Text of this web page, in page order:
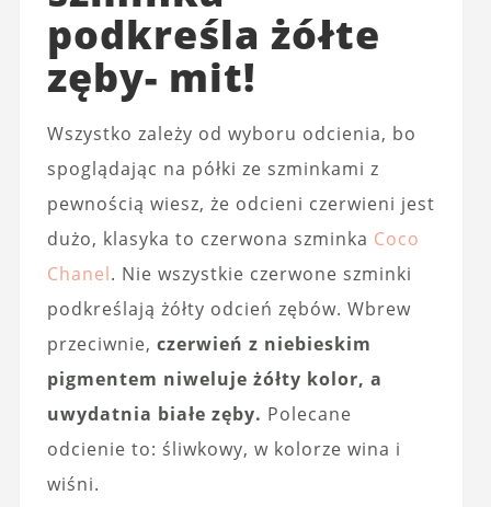
podkreśla żółte
zęby- mit!
Wszystko zależy od wyboru odcienia, bo
spoglądając na półki ze szminkami z
pewnością wiesz, że odcieni czerwieni jest
dużo, klasyka to czerwona szminka Coco
Chanel. Nie wszystkie czerwone szminki
podkreślają żółty odcień zębów. Wbrew
przeciwnie, czerwień z niebieskim
pigmentem niweluje żółty kolor, a
uwydatnia białe zęby. Polecane
odcienie to: śliwkowy, w kolorze wina i
wiśni.